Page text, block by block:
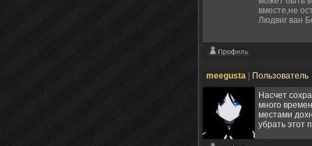
вместе,не
Людвиг ван
meegusta Пользователь
Насчет
много
местами
убрать этот